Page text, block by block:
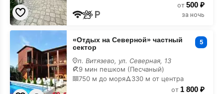
от 500 ₽
за ночь
«Отдых
Северной»
частный
сектор
на
карте
«Отдых на Северной» частный
сектор
5
п. Витязево, ул. Северная, 13
9 мин пешком (Песчаный)
750 м до моря
330 м от центра
от 1 800 ₽